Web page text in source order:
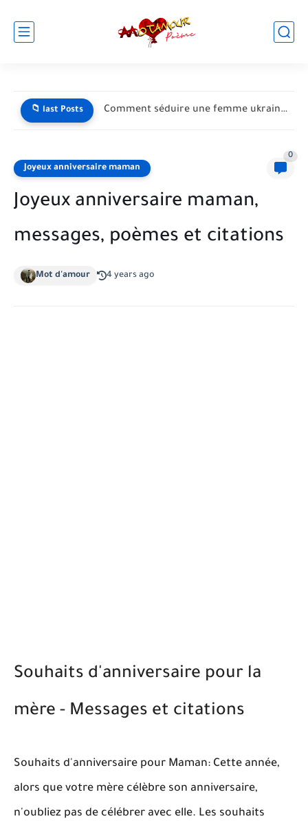
📁 last Posts Faut-il vraiment recontacter son ex ? Le test des 9...
Joyeux anniversaire maman
0
Joyeux anniversaire maman,
messages, poèmes et citations
Mot d'amour 4 years ago
Souhaits d'anniversaire pour la
mère - Messages et citations
Souhaits d'anniversaire pour Maman: Cette année,
alors que votre mère célèbre son anniversaire,
n'oubliez pas de célébrer avec elle. Les souhaits